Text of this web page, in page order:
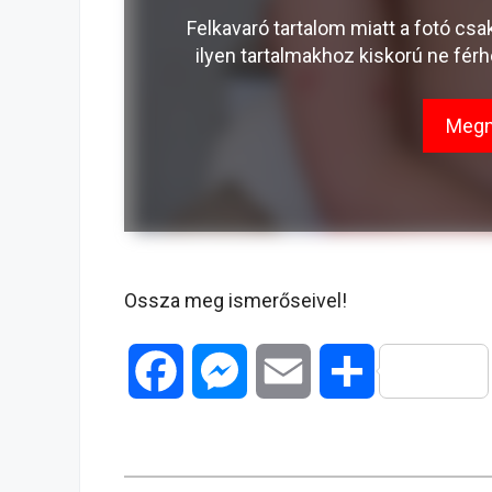
Felkavaró tartalom miatt a fotó
ilyen tartalmakhoz kiskorú ne
Ossza meg ismerőseivel!
c s a
O
s